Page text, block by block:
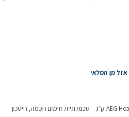
אזל מן המלאי
מייבש כביסה AEG Heat Pump TX7E8R2B 8 ק"ג – טכנולוגיית חימום חכמה, חיסכון